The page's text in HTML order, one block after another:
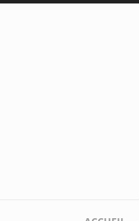
Aller au contenu principal